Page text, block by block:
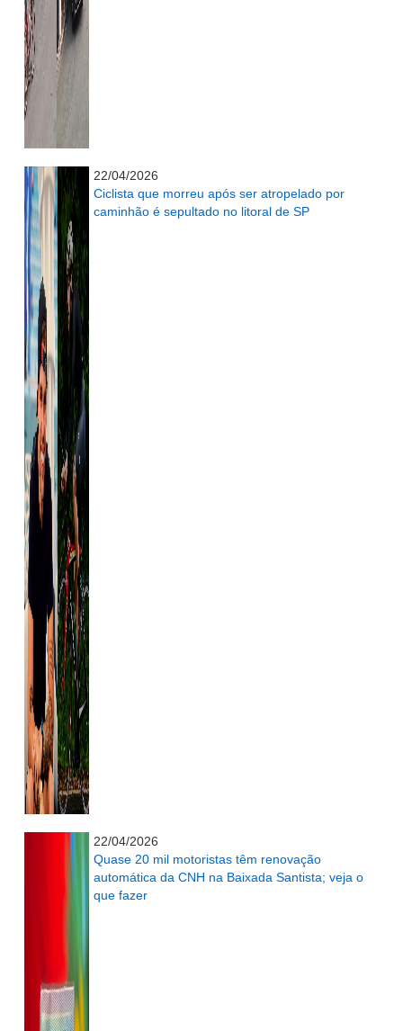
22/04/2026
Ciclista que morreu após ser atropelado por
caminhão é sepultado no litoral de SP
22/04/2026
Quase 20 mil motoristas têm renovação
automática da CNH na Baixada Santista; veja o
que fazer